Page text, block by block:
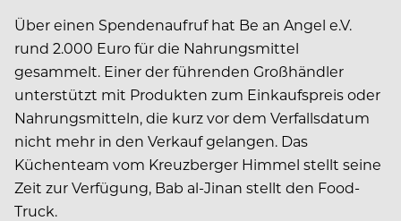
Über einen Spendenaufruf hat Be an Angel e.V.
rund 2.000 Euro für die Nahrungsmittel
gesammelt. Einer der führenden Großhändler
unterstützt mit Produkten zum Einkaufspreis oder
Nahrungsmitteln, die kurz vor dem Verfallsdatum
nicht mehr in den Verkauf gelangen. Das
Küchenteam vom Kreuzberger Himmel stellt seine
Zeit zur Verfügung, Bab al-Jinan stellt den Food-
Truck.